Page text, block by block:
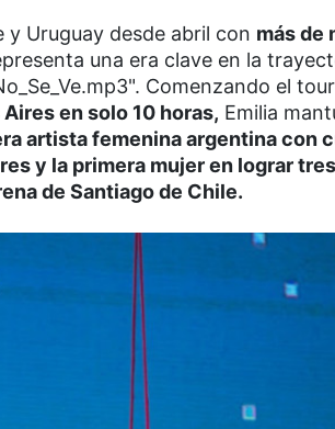
y Uruguay desde abril con más de
una era clave en la
Comenzando el
en solo 10 horas, Emilia
artista femenina argentina con
y la primera mujer en lograr
de Santiago de Chile.